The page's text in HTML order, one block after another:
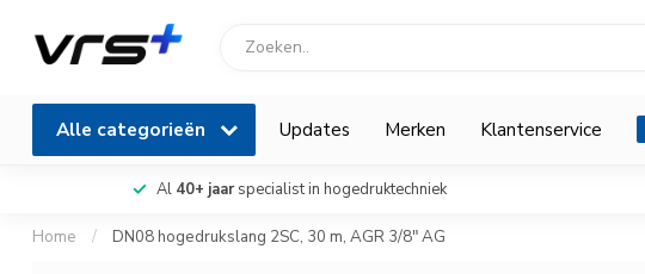
Alle categorieën Updates Merken Klantenservice
Al 40+ jaarspecialist in hogedruktechniek
Home / DN08 hogedrukslang 2SC, 30 m, AGR 3/8" AG